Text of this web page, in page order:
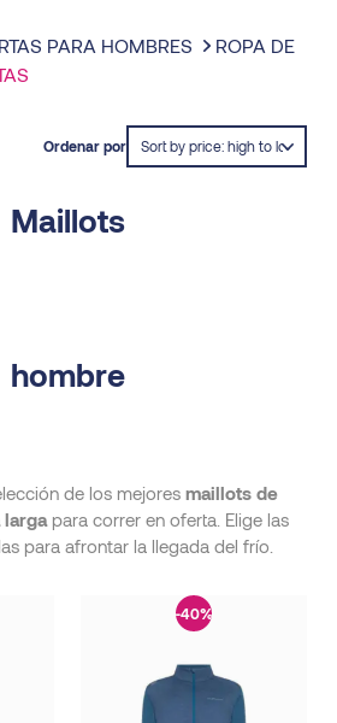
PARA HOMBRES
ROPA DE
Ordenar por
Maillots
hombre
de los mejores maillots de
largapara correr en oferta. Elige las
para afrontar la llegada del frío.
-40%